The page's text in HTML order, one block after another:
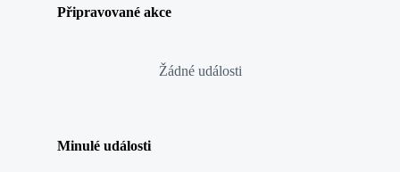
Připravované akce
Žádné události
Minulé události